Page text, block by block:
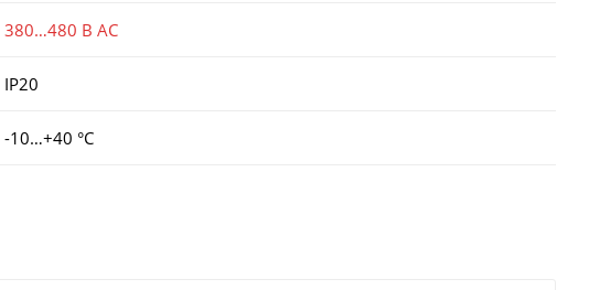
380…480 В AC
IP20
-10…+40 °С